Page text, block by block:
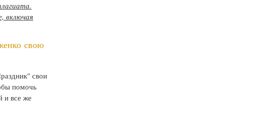
включая
свою
свои
помочь
и все же